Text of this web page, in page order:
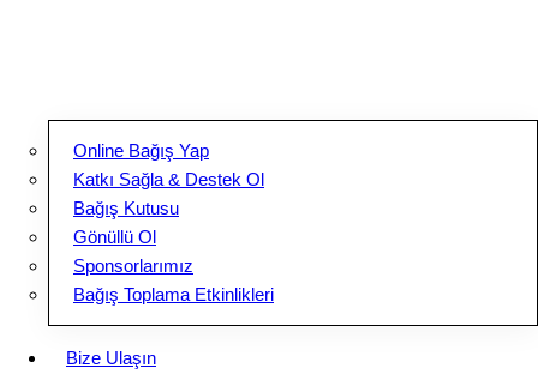
Online Bağış Yap
Katkı Sağla & Destek Ol
Bağış Kutusu
Gönüllü Ol
Sponsorlarımız
Bağış Toplama Etkinlikleri
Bize Ulaşın